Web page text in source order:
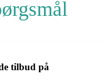
tilbud på